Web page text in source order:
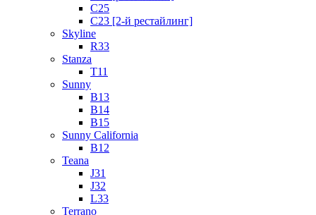
C25
С23 [2-й рестайлинг]
Skyline
R33
Stanza
T11
Sunny
B13
B14
B15
Sunny California
B12
Teana
J31
J32
L33
Terrano